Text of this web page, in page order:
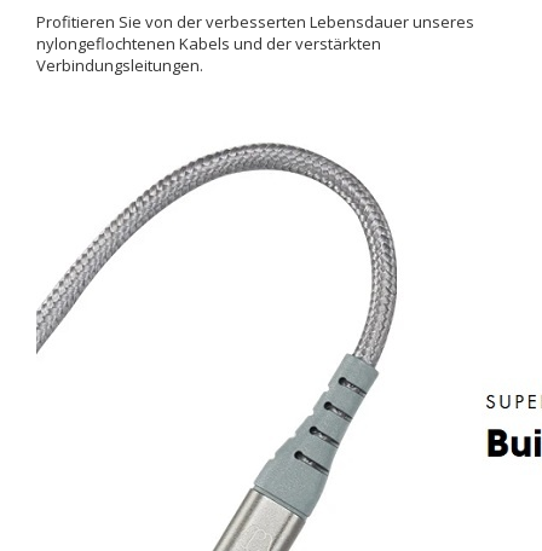
Profitieren Sie von der verbesserten Lebensdauer unseres
nylongeflochtenen Kabels und der verstärkten
Verbindungsleitungen.